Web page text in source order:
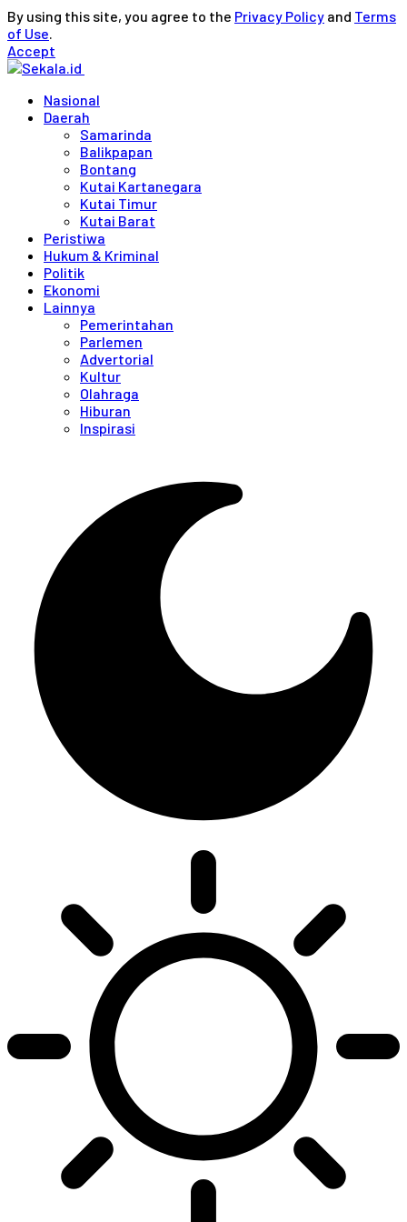
By using this site, you agree to the Privacy Policy and Terms
of Use.
Accept
Nasional
Daerah
Samarinda
Balikpapan
Bontang
Kutai Kartanegara
Kutai Timur
Kutai Barat
Peristiwa
Hukum & Kriminal
Politik
Ekonomi
Lainnya
Pemerintahan
Parlemen
Advertorial
Kultur
Olahraga
Hiburan
Inspirasi